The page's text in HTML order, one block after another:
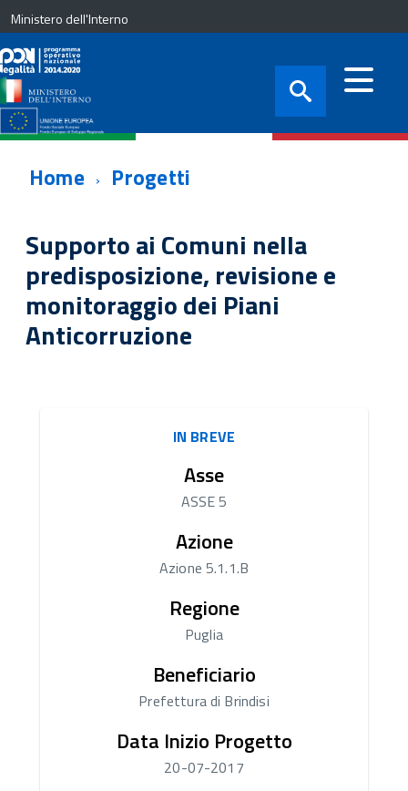
Ministero dell'Interno
Home Progetti
Supporto ai Comuni nella
predisposizione, revisione e
monitoraggio dei Piani
Anticorruzione
IN BREVE
Asse
ASSE 5
Azione
Azione 5.1.1.B
Regione
Puglia
Beneficiario
Prefettura di Brindisi
Data Inizio Progetto
20-07-2017